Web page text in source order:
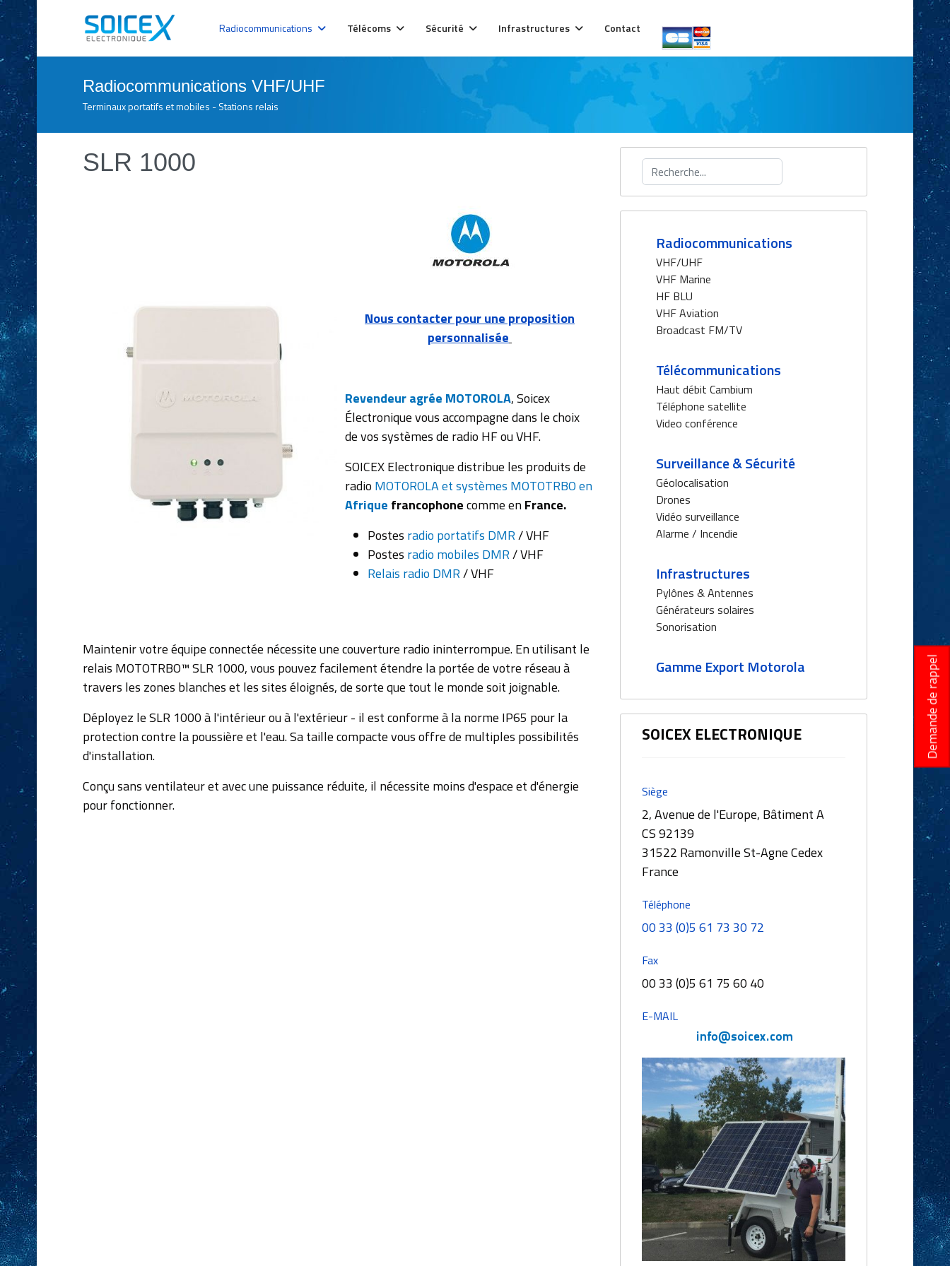
Radiocommunications Télécoms Sécurité Infrastructures Contact
Radiocommunications VHF/UHF
Terminaux portatifs et mobiles - Stations relais
SLR 1000
Nous contacter pour une proposition
personnalisée
Revendeur agrée MOTOROLA, Soicex
Électronique vous accompagne dans le choix
de vos systèmes de radio HF ou VHF.
SOICEX Electronique distribue les produits de
radio MOTOROLA et systèmes MOTOTRBO en
Afrique francophonecomme enFrance.
Postes radio portatifs DMR/ VHF
Postes radio mobiles DMR/ VHF
Relais radio DMR/ VHF
Maintenir votre équipe connectée nécessite une couverture radio ininterrompue. En utilisant le
relais MOTOTRBO™ SLR 1000, vous pouvez facilement étendre la portée de votre réseau à
travers les zones blanches et les sites éloignés, de sorte que tout le monde soit joignable.
Déployez le SLR 1000 à l'intérieur ou à l'extérieur - il est conforme à la norme IP65 pour la
protection contre la poussière et l'eau. Sa taille compacte vous offre de multiples possibilités
d'installation.
Conçu sans ventilateur et avec une puissance réduite, il nécessite moins d'espace et d'énergie
pour fonctionner.
Rechercher
Radiocommunications
VHF/UHF
VHF Marine
HF BLU
VHF Aviation
Broadcast FM/TV
Télécommunications
Haut débit Cambium
Téléphone satellite
Video conférence
Surveillance & Sécurité
Géolocalisation
Drones
Vidéo surveillance
Alarme / Incendie
Infrastructures
Pylônes & Antennes
Générateurs solaires
Sonorisation
Gamme Export Motorola
SOICEX ELECTRONIQUE
Siège
2, Avenue de l'Europe, Bâtiment A
CS 92139
31522 Ramonville St-Agne Cedex
France
Téléphone
00 33 (0)5 61 73 30 72
Fax
00 33 (0)5 61 75 60 40
E-MAIL
Demande de rappel